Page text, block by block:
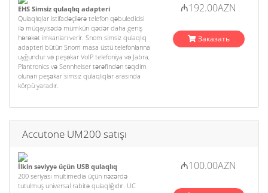
EHS Simsiz qulaqlıq adapteri
Qulaqlıqlar istifadəçilərə telefon qəbuledicisi
ilə müqayisədə mümkün qədər daha geniş
hərəkət imkanları verir. Snom simsiz qulaqlıq
adapteri bütün Snom masa üstü telefonlarına
uyğundur və peşəkar VoIP telefoniya və Jabra,
Plantronics və Sennheiser tərəfindən təqdim
olunan peşəkar simsiz qulaqlıqlar arasında
körpü yaradır.
₼192.00AZN
Заказать
Accutone UM200 satışı
İlkin səviyyə üçün USB qulaqlıq
200 seriyası multimedia üçün nəzərdə
tutulmuş universal rabitə qulaqlığıdır. UC
₼100.00AZN